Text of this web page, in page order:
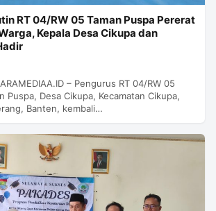
RT 04/RW 05 Taman Puspa Pererat
Kepala Desa Cikupa dan
– Pengurus RT 04/RW 05
Puspa, Desa Cikupa, Kecamatan Cikupa,
Banten, kembali…